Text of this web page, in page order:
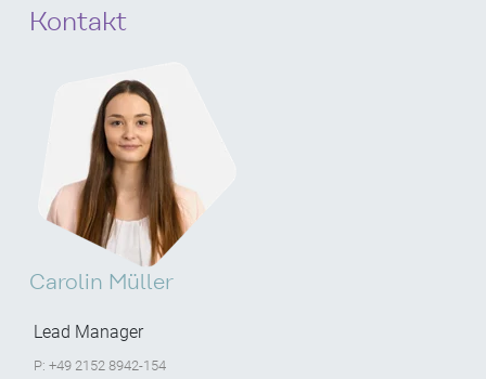
Kontakt
Carolin Müller
Lead Manager
P: +49 2152 8942-154